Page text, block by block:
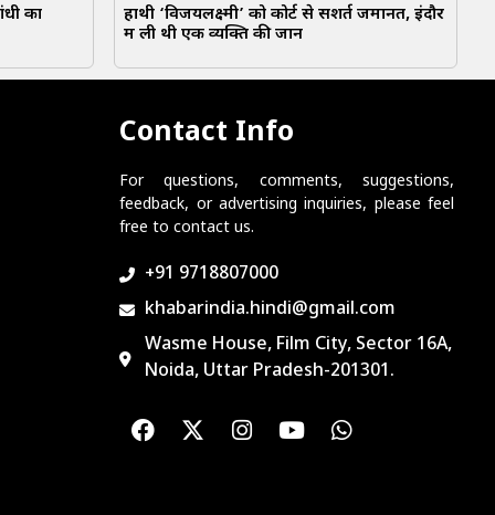
का
हाथी ‘विजयलक्ष्मी’ को कोर्ट से सशर्त जमानत, इंदौर
में ली थी एक व्यक्ति की जान
Contact Info
For questions, comments, suggestions,
feedback, or advertising inquiries, please feel
free to contact us.
+91 9718807000
khabarindia.hindi@gmail.com
Wasme House, Film City, Sector 16A,
Noida, Uttar Pradesh-201301.